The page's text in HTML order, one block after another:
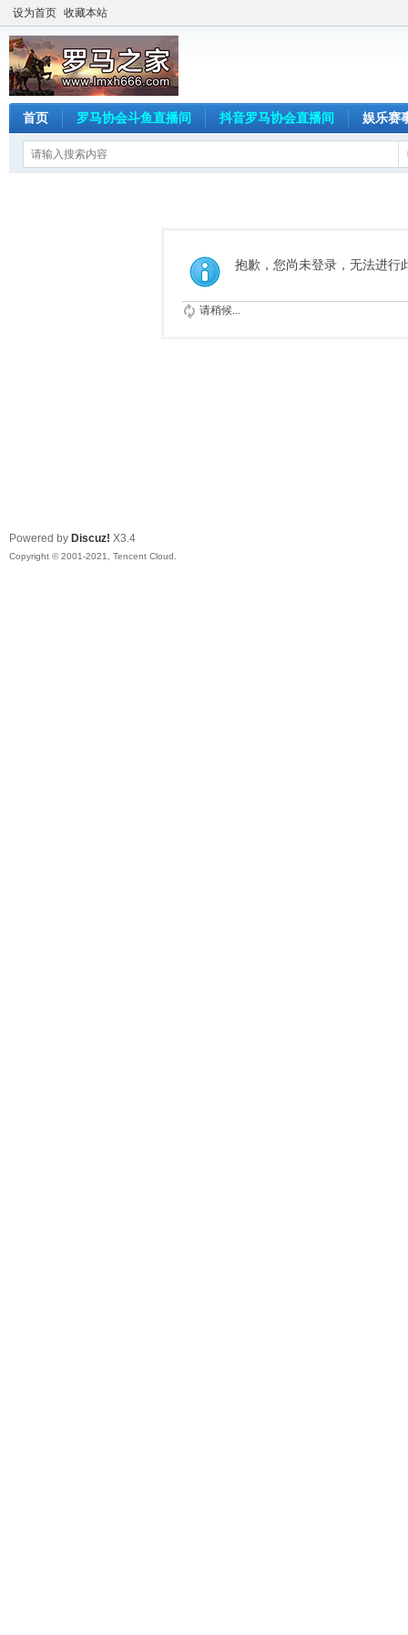
设为首页 收藏本站
首页 罗马协会斗鱼直播间 抖音罗马协会直播间 娱乐赛
抱歉，您尚未登录，无法进行
请稍候...
Powered by Discuz! X3.4
Copyright © 2001-2021, Tencent Cloud.